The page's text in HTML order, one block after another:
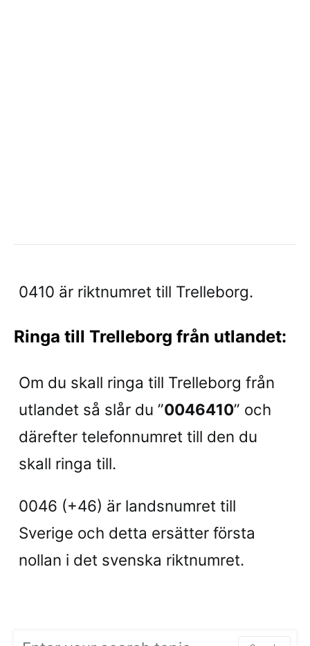
0410 är riktnumret till Trelleborg.
Ringa till Trelleborg från utlandet:
Om du skall ringa till Trelleborg från
utlandet så slår du ”0046410” och
därefter telefonnumret till den du
skall ringa till.
0046 (+46) är landsnumret till
Sverige och detta ersätter första
nollan i det svenska riktnumret.